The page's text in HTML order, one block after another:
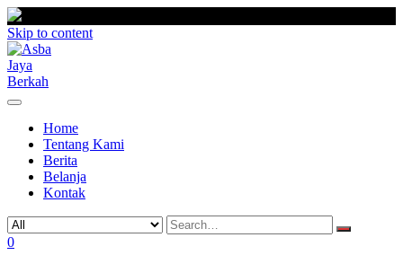
Skip to content
Home
Tentang Kami
Berita
Belanja
Kontak
0